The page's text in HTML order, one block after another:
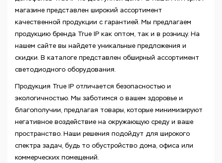
магазине представлен широкий ассортимент
качественной продукции с гарантией. Мы предлагаем
продукцию бренда True IP как оптом, так и в розницу. На
нашем сайте вы найдете уникальные предложения и
скидки. В каталоге представлен обширный ассортимент
светодиодного оборудования.
Продукция True IP отличается безопасностью и
экологичностью. Мы заботимся о вашем здоровье и
благополучии, предлагая товары, которые минимизируют
негативное воздействие на окружающую среду и ваше
пространство. Наши решения подойдут для широкого
спектра задач, будь то обустройство дома, офиса или
коммерческих помещений.